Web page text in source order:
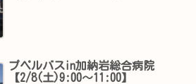
プペルバスin加納岩総合病院
【2/8(土)9:00～11:00】